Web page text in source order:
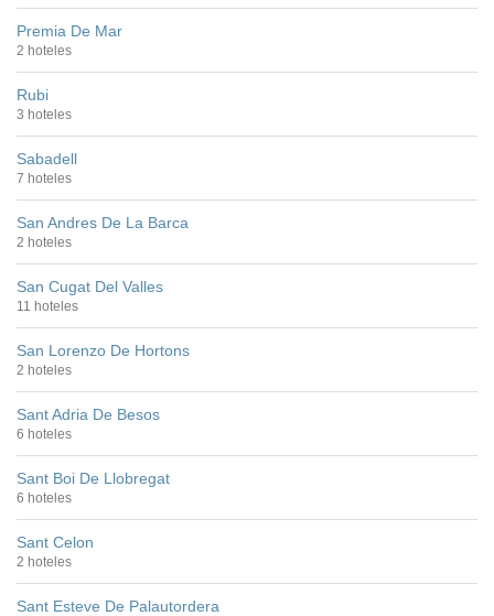
Premia De Mar
2 hoteles
Rubi
3 hoteles
Sabadell
7 hoteles
San Andres De La Barca
2 hoteles
San Cugat Del Valles
11 hoteles
San Lorenzo De Hortons
2 hoteles
Sant Adria De Besos
6 hoteles
Sant Boi De Llobregat
6 hoteles
Sant Celon
2 hoteles
Sant Esteve De Palautordera